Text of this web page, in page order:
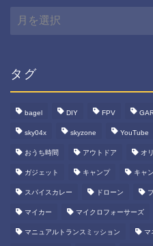
ー
ブ
タグ
bagel DIY FPV
sky04x skyzone YouTube
おうち時間 アウトドア オ
ガジェット キャンプ キャ
スパイスカレー ドローン
マイカー マイクロフォーサーズ
マニュアルトランスミッション マ